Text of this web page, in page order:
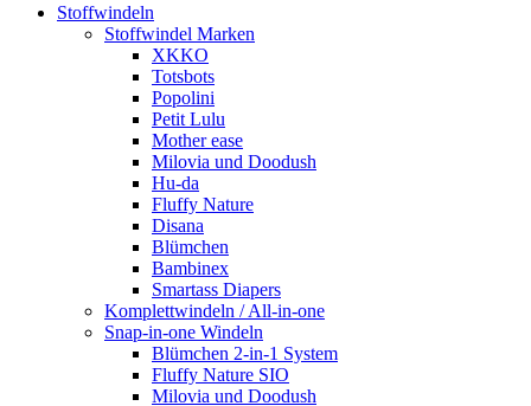
Stoffwindeln
Stoffwindel Marken
XKKO
Totsbots
Popolini
Petit Lulu
Mother ease
Milovia und Doodush
Hu-da
Fluffy Nature
Disana
Blümchen
Bambinex
Smartass Diapers
Komplettwindeln / All-in-one
Snap-in-one Windeln
Blümchen 2-in-1 System
Fluffy Nature SIO
Milovia und Doodush